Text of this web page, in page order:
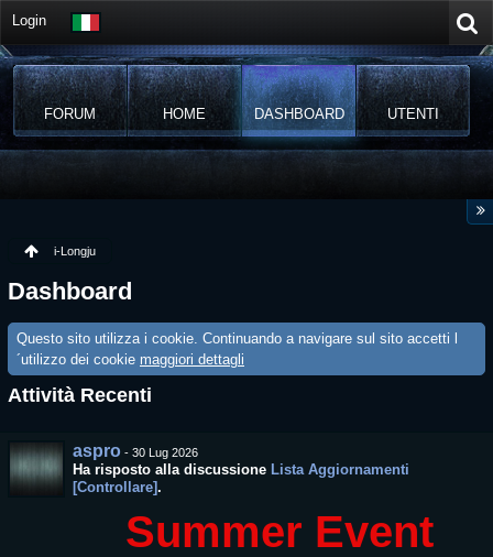
Login
FORUM HOME DASHBOARD UTENTI
i-Longju
Dashboard
Questo sito utilizza i cookie. Continuando a navigare sul sito accetti l
´utilizzo dei cookie maggiori dettagli
Attività Recenti
aspro - 30 Lug 2026
Ha risposto alla discussione Lista Aggiornamenti
[Controllare].
Summer Event